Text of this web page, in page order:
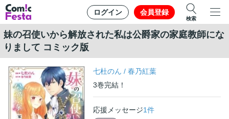
ログイン 会員登録
検索
妹の召使いから解放された私は公爵家の家庭教師にな
りまして コミック版
七杜のん /春乃紅葉
3巻完結！
応援メッセージ1件